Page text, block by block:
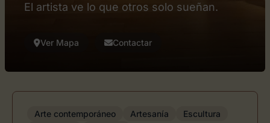
El artista ve lo que otros solo sueñan.
Ver Mapa Contactar
Arte contemporáneo Artesanía
Escultura